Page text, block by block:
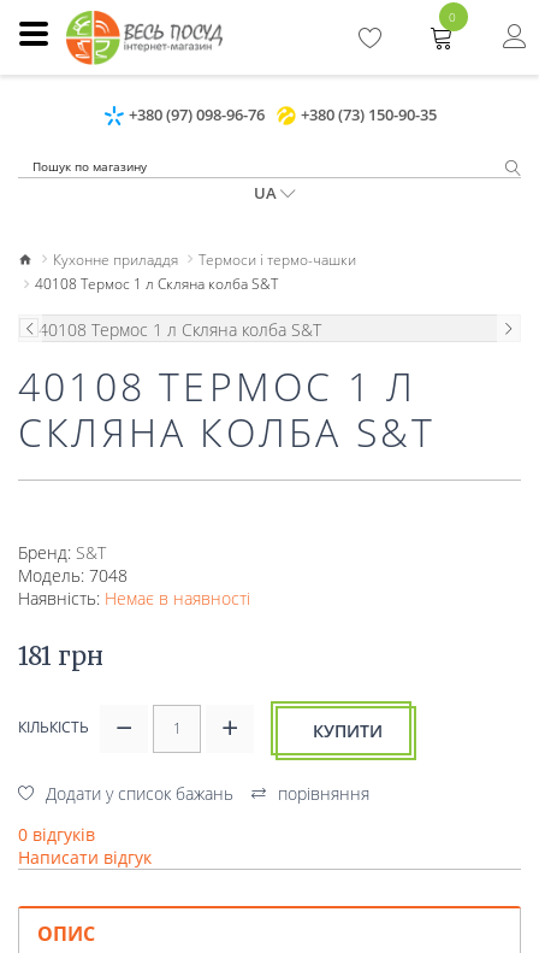
+380 (97) 098-96-76 +380 (73) 150-90-35
UA
0
Кухонне приладдя
Термоси і термо-чашки
40108 Термос 1 л Скляна колба S&T
40108 ТЕРМОС 1 Л
СКЛЯНА КОЛБА S&T
Бренд: S&T
Модель: 7048
Наявність: Немає в наявності
181 грн
КІЛЬКІСТЬ КУПИТИ
Додати у список бажань
порівняння
0 відгуків
Написати відгук
ОПИС